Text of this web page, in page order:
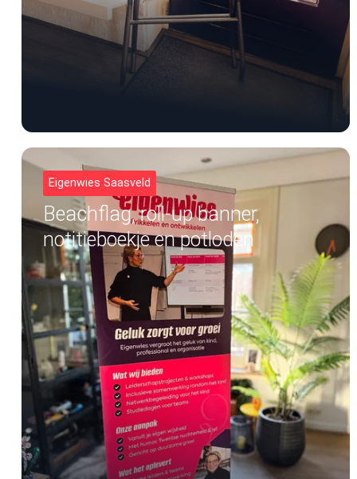
Eigenwies Saasveld
Beachflag, roll-up banner,
notitieboekje en potloden